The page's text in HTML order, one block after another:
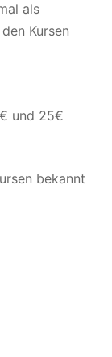
als
Kursen
und 25€
bekannt